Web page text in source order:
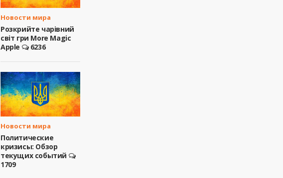
Новости мира
Розкрийте чарівний
світ гри More Magic
Apple
6236
Новости мира
Политические
кризисы: Обзор
текущих событий
1709